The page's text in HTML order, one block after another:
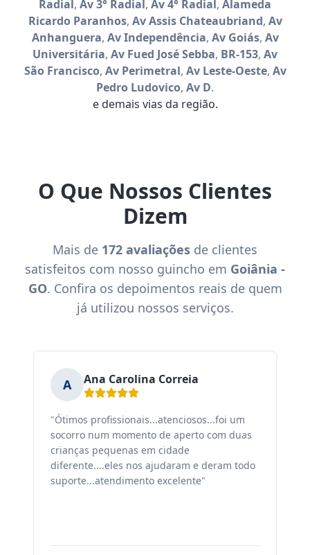
Radial , Av 3° Radial , Av 4° Radial , Alameda
Ricardo Paranhos, Av Assis Chateaubriand, Av
Anhanguera, Av Independência, Av Goiás, Av
Universitária, Av Fued José Sebba, BR-153, Av
São Francisco, Av Perimetral, Av Leste-Oeste, Av
Pedro Ludovico, Av D.
e demais vias da região.
O Que Nossos Clientes
Dizem
Mais de 172 avaliações de clientes
satisfeitos com nosso guincho em Goiânia -
GO. Confira os depoimentos reais de quem
já utilizou nossos serviços.
A Ana Carolina Correia
"Ótimos profissionais...atenciosos...foi um
socorro num momento de aperto com duas
crianças pequenas em cidade
diferente....eles nos ajudaram e deram todo
suporte...atendimento excelente"